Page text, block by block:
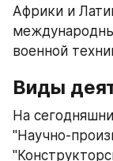
Африки и
военной
Виды
На
"Научно-